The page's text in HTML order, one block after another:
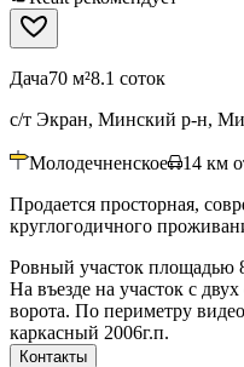
Дача70 м²8.1 соток
с/т Экран, Минский р-н,
Молодечненское 14 км
Продается просторная,
круглогодичного
Ровный участок площадью
На въезде на участок с
ворота. По периметру
каркасный 2006г.п.
Контакты